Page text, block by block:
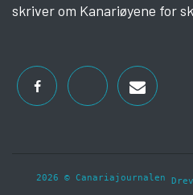
skriver om Kanariøyene for
2026 © Canariajournalen